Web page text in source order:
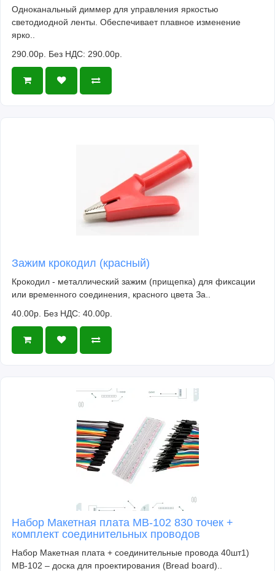
Одноканальный диммер для управления яркостью
светодиодной ленты. Обеспечивает плавное изменение
ярко..
290.00р. Без НДС: 290.00р.
Зажим крокодил (красный)
Крокодил - металлический зажим (прищепка) для фиксации
или временного соединения, красного цвета За..
40.00р. Без НДС: 40.00р.
Набор Макетная плата MB-102 830 точек +
комплект соединительных проводов
Набор Макетная плата + соединительные провода 40шт1)
MB-102 – доска для проектирования (Bread board)..